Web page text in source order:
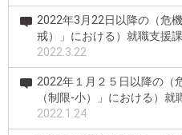
2022年3月22日以降の（危
戒）」における）就職支援
2022.3.22
2022年１月２５日以降の（
（制限-小）」における）
2022.1.24